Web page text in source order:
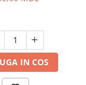
IN COS